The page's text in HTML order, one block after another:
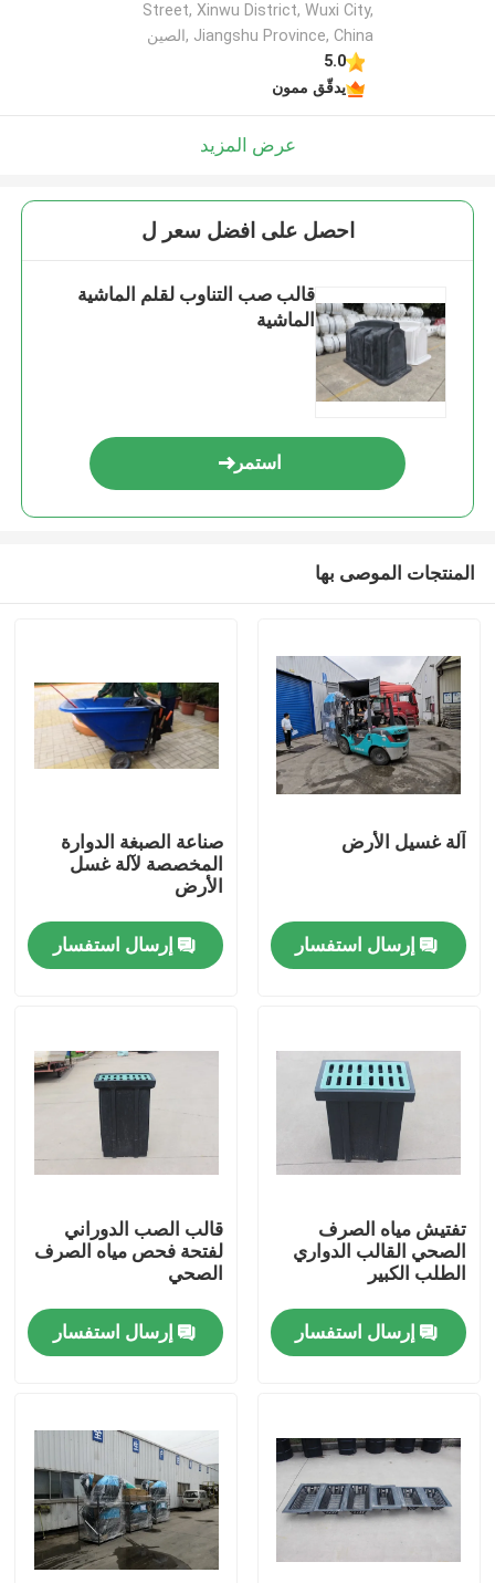
مسكن
أشرطة فيديو
معلومات عنا
جولة في المعمل
مراقبة الجودة
اتصل بنا
اطلب اقتباس
Street, Xinwu District, Wuxi City,
Jiangshu Province, China ,الصين
5.0
يدقّق ممون
عرض المزيد
احصل على افضل سعر ل
قالب صب التناوب لقلم الماشية
الماشية
استمر
المنتجات الموصى بها
آلة غسيل الأرض
إرسال استفسار
صناعة الصبغة الدوارة
المخصصة لآلة غسل
الأرض
إرسال استفسار
تفتيش مياه الصرف
الصحي القالب الدواري
الطلب الكبير
إرسال استفسار
قالب الصب الدوراني
لفتحة فحص مياه الصرف
الصحي
إرسال استفسار